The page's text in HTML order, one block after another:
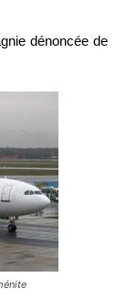
dénoncée de